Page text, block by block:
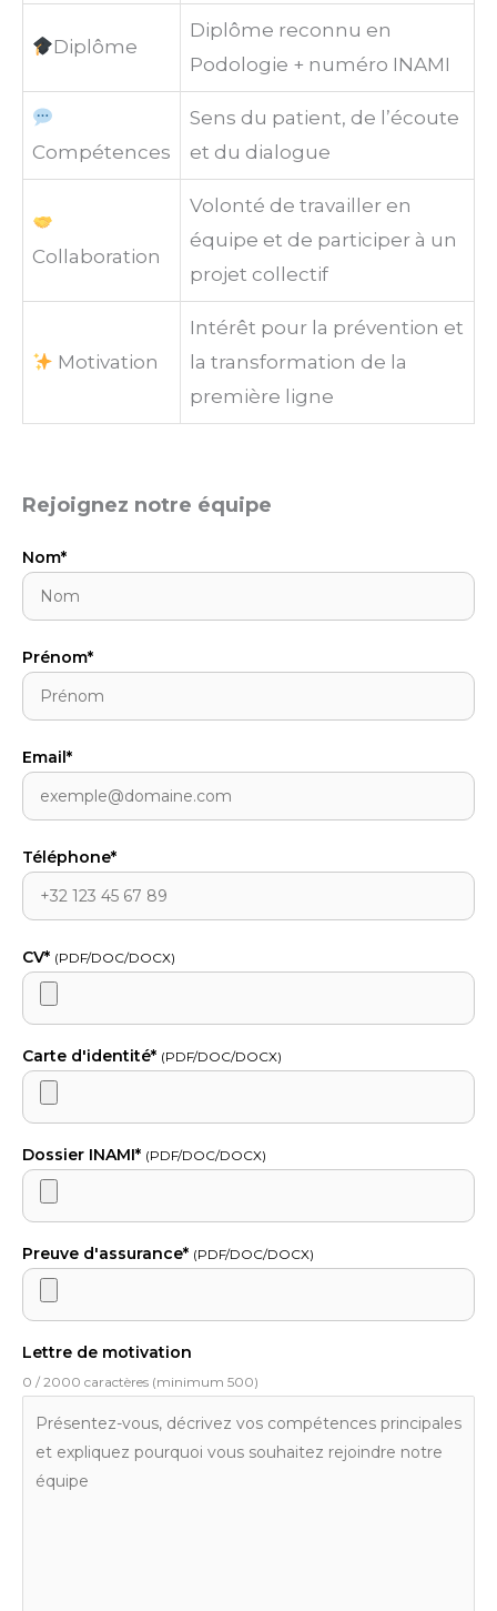
Diplôme
Diplôme reconnu en
Podologie + numéro INAMI
Compétences
Sens du patient, de l’écoute
et du dialogue
Collaboration
Volonté de travailler en
équipe et de participer à un
projet collectif
Motivation
Intérêt pour la prévention et
la transformation de la
première ligne
Rejoignez notre équipe
Nom*
Prénom*
Email*
Téléphone*
CV* (PDF/DOC/DOCX)
Carte d'identité* (PDF/DOC/DOCX)
Dossier INAMI* (PDF/DOC/DOCX)
Preuve d'assurance* (PDF/DOC/DOCX)
Lettre de motivation
0 / 2000 caractères (minimum 500)